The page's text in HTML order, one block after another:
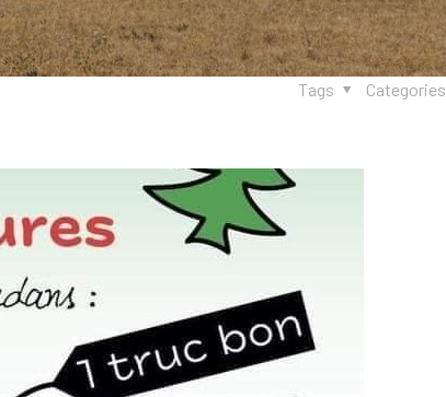
Categories
Tags